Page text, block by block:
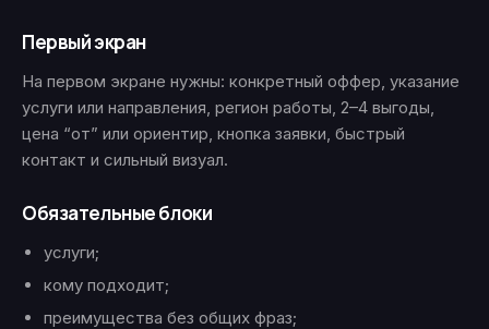
Первый экран
На первом экране нужны: конкретный оффер, указание
услуги или направления, регион работы, 2–4 выгоды,
цена “от” или ориентир, кнопка заявки, быстрый
контакт и сильный визуал.
Обязательные блоки
услуги;
кому подходит;
преимущества без общих фраз;